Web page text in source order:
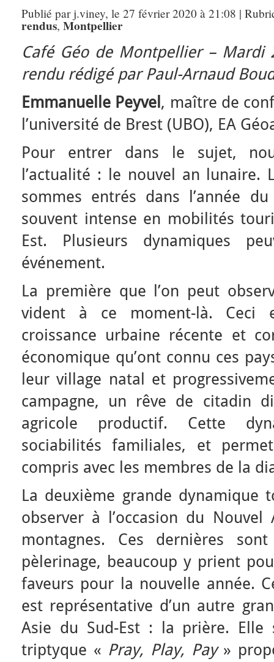
Publié par j.viney, le 27 février 2020 à 21:08 |
rendus, Montpellier
Café Géo deMontpellier– Mardi
rendu rédigé par Paul-Arnaud
Emmanuelle Peyvel , maître de
l’université de Brest (UBO), EA
Pour entrer dans le sujet,
l’actualité : le nouvel an lunaire.
sommes entrés dans l’année
souvent intense en mobilités
Est. Plusieurs dynamiques
événement.
La première que l’on peut
vident à ce moment-là. Ceci
croissance urbaine récente et
économique qu’ont connu ces
leur village natal et
campagne, un rêve de citadin
agricole productif. Cette
sociabilités familiales, et
compris avec les membres de la
La deuxième grande dynamique
observer à l’occasion du
montagnes. Ces dernières
pèlerinage, beaucoup y prient
faveurs pour la nouvelle année.
est représentative d’un autre
Asie du Sud-Est : la prière. Elle
triptyque « Pray, Play, Pay»